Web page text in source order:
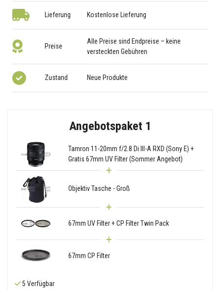
Lieferung Kostenlose Lieferung
Preise
Alle Preise sind Endpreise – keine
versteckten Gebühren
Zustand Neue Produkte
Angebotspaket 1
Tamron 11-20mm f/2.8 Di III-A RXD (Sony E) +
Gratis 67mm UV Filter (Sommer Angebot)
Objektiv Tasche - Groß
67mm UV Filter + CP Filter Twin Pack
67mm CP Filter
5 Verfügbar